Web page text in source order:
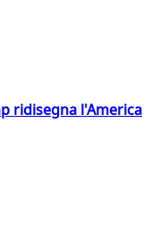
ridisegna l'America